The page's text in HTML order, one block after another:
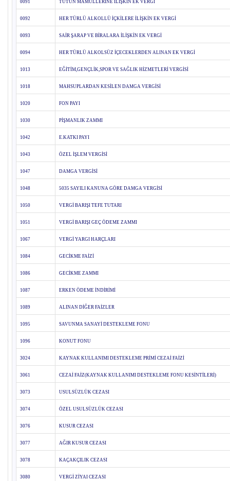
0091 TÜTÜN MAMÜLLERİNE İLİŞKİN EK VERGİ
0092 HER TÜRLÜ ALKOLLÜ İÇKİLERE İLİŞKİN EK VERGİ
0093 SAİR ŞARAP VE BİRALARA İLİŞKİN EK VERGİ
0094 HER TÜRLÜ ALKOLSÜZ İÇECEKLERDEN ALINAN EK VERGİ
1013 EĞİTİM,GENÇLİK,SPOR VE SAĞLIK HİZMETLERİ VERGİSİ
1018 MAHSUPLARDAN KESİLEN DAMGA VERGİSİ
1020 FON PAYI
1030 PİŞMANLIK ZAMMI
1042 E.KATKI PAYI
1043 ÖZEL İŞLEM VERGİSİ
1047 DAMGA VERGİSİ
1048 5035 SAYILI KANUNA GÖRE DAMGA VERGİSİ
1050 VERGİ BARIŞI TEFE TUTARI
1051 VERGİ BARIŞI GEÇ ÖDEME ZAMMI
1067 VERGİ YARGI HARÇLARI
1084 GECİKME FAİZİ
1086 GECİKME ZAMMI
1087 ERKEN ÖDEME İNDİRİMİ
1089 ALINAN DİĞER FAİZLER
1095 SAVUNMA SANAYİ DESTEKLEME FONU
1096 KONUT FONU
3024 KAYNAK KULLANIMI DESTEKLEME PRİMİ CEZAİ FAİZİ
3061 CEZAİ FAİZ(KAYNAK KULLANIMI DESTEKLEME FONU KESİNTİLERİ)
3073 USULSÜZLÜK CEZASI
3074 ÖZEL USULSÜZLÜK CEZASI
3076 KUSUR CEZASI
3077 AĞIR KUSUR CEZASI
3078 KAÇAKÇILIK CEZASI
3080 VERGİ ZİYAI CEZASI